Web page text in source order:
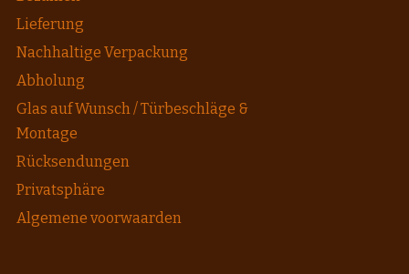
Lieferung
Nachhaltige Verpackung
Abholung
Glas auf Wunsch / Türbeschläge &
Montage
Rücksendungen
Privatsphäre
Algemene voorwaarden